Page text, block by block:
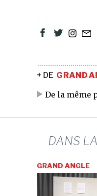
+ DE GRAND
De la même
DANS
GRAND ANGLE